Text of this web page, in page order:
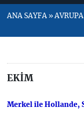
ANA SAYFA »
EKİM
Merkel ile Hollande,